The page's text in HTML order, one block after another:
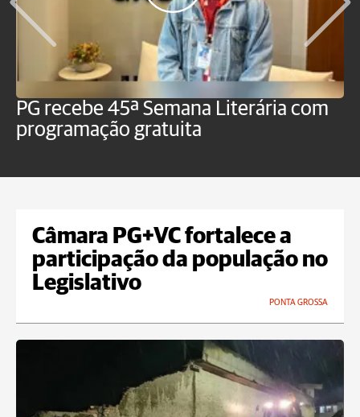
PG recebe 45ª Semana Literária com
programação gratuita
Câmara PG+VC fortalece a
participação da população no
Legislativo
PONTA GROSSA